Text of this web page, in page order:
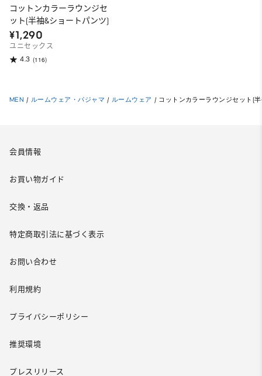
コットンカラーラウンジセ
ット(半袖&ショートパンツ)
¥1,290
ユニセックス
4.3 (116)
MEN / ルームウェア・パジャマ / ルームウェア / コットンカラーラウンジセット(
会員情報
お買い物ガイド
交換・返品
特定商取引法に基づく表示
お問い合わせ
利用規約
プライバシーポリシー
推奨環境
プレスリリース